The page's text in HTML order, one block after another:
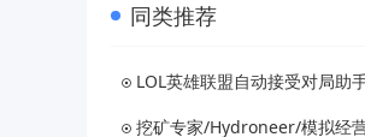
同类推荐
LOL英雄联盟自动接受对局助
挖矿专家/Hydroneer/模拟经